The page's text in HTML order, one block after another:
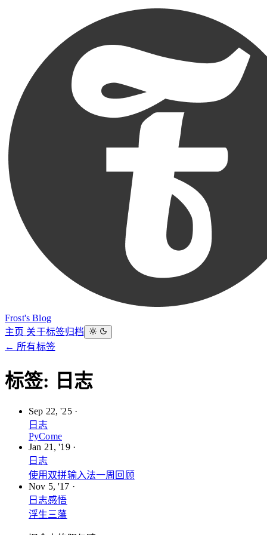
Frost's Blog
主页 关于标签归档
← 所有标签
标签: 日志
Sep 22, '25 ·
日志
PyCome
Jan 21, '19 ·
日志
使用双拼输入法一周回顾
Nov 5, '17 ·
日志感悟
浮生三藩